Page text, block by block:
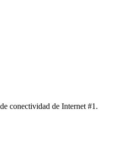
conectividad de Internet #1.